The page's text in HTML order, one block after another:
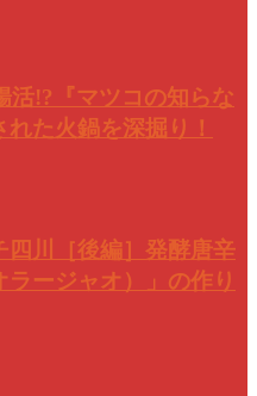
活!?『マツコの知らな
た火鍋を深掘り！
四川［後編］発酵唐辛
ージャオ）」の作り